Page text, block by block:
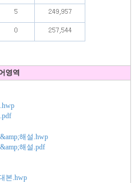
영역
해설.hwp
해설.pdf
본.hwp